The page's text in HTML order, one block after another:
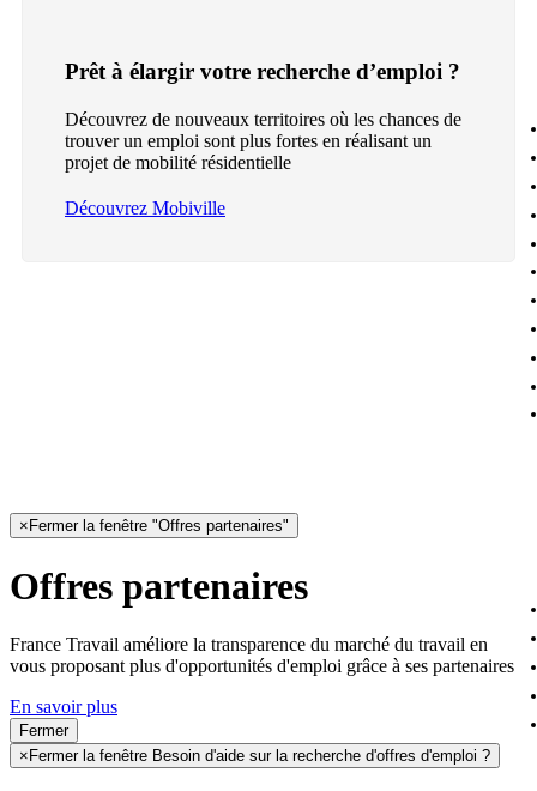
Prêt à élargir votre recherche d’emploi ?
Découvrez de nouveaux territoires où les chances de
trouver un emploi sont plus fortes en réalisant un
projet de mobilité résidentielle
Découvrez Mobiville
× Fermer la fenêtre "Offres partenaires"
Offres partenaires
France Travail améliore la transparence du marché du travail en
vous proposant plus d'opportunités d'emploi grâce à ses partenaires
En savoir plus
Fermer
× Fermer la fenêtre Besoin d'aide sur la recherche d'offres d'emploi ?